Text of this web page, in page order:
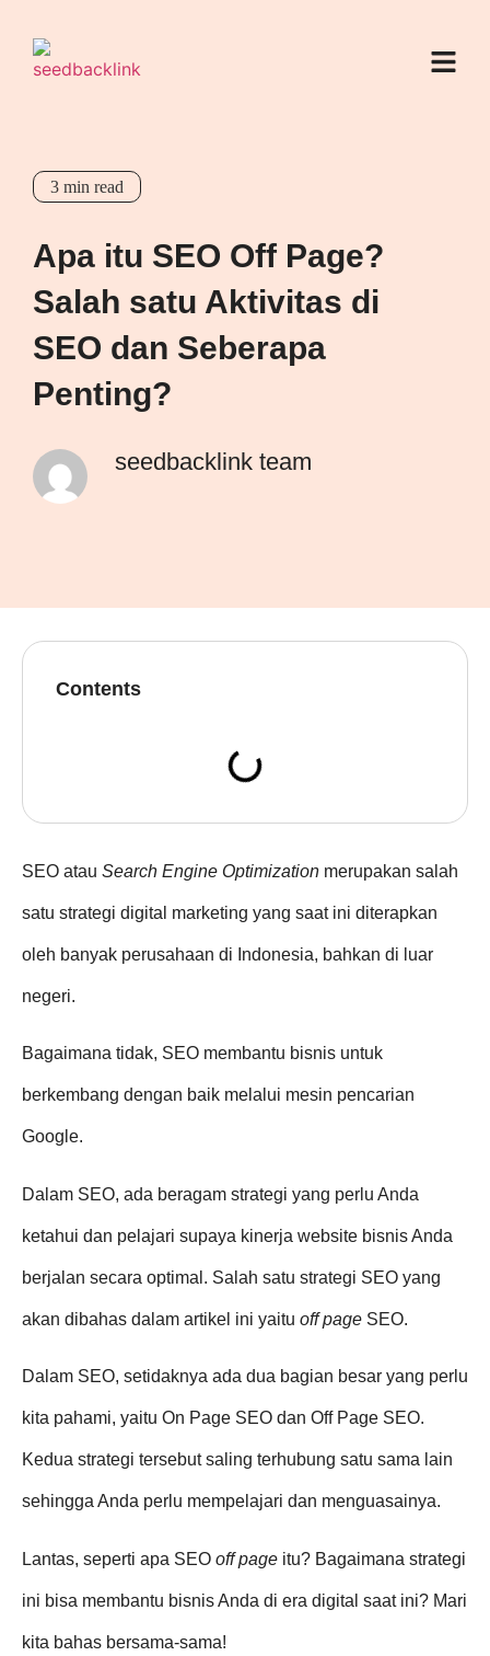
3 min read
Apa itu SEO Off Page?
Salah satu Aktivitas di
SEO dan Seberapa
Penting?
seedbacklink team
Contents
SEO atau Search Engine Optimization merupakan salah
satu strategi digital marketing yang saat ini diterapkan
oleh banyak perusahaan di Indonesia, bahkan di luar
negeri.
Bagaimana tidak, SEO membantu bisnis untuk
berkembang dengan baik melalui mesin pencarian
Google.
Dalam SEO, ada beragam strategi yang perlu Anda
ketahui dan pelajari supaya kinerja website bisnis Anda
berjalan secara optimal. Salah satu strategi SEO yang
akan dibahas dalam artikel ini yaitu off page SEO.
Dalam SEO, setidaknya ada dua bagian besar yang perlu
kita pahami, yaitu On Page SEO dan Off Page SEO.
Kedua strategi tersebut saling terhubung satu sama lain
sehingga Anda perlu mempelajari dan menguasainya.
Lantas, seperti apa SEO off page itu? Bagaimana strategi
ini bisa membantu bisnis Anda di era digital saat ini? Mari
kita bahas bersama-sama!